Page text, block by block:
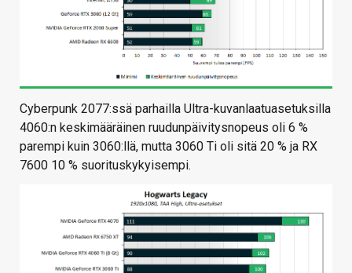
Cyberpunk 2077:ssä parhailla Ultra-kuvanlaatuasetuksilla
4060:n keskimääräinen ruudunpäivitysnopeus oli 6 %
parempi kuin 3060:llä, mutta 3060 Ti oli sitä 20 % ja RX
7600 10 % suorituskykyisempi.